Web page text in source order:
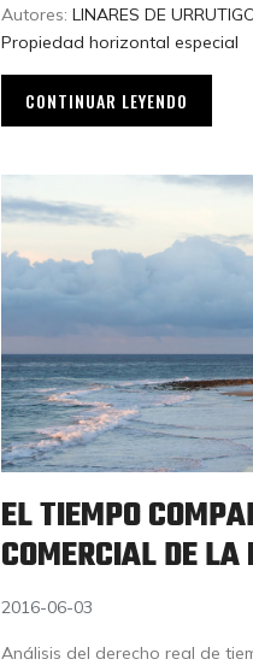
Autores: LINARES DE
Propiedad horizontal especial
CONTINUAR LEYENDO
EL TIEMPO
COMERCIAL DE LA
2016-06-03
Análisis del derecho real de